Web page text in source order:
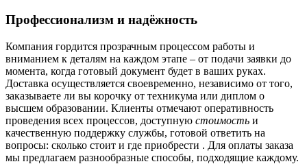
Профессионализм и надёжность
Компания гордится прозрачным процессом работы и
вниманием к деталям на каждом этапе – от подачи заявки до
момента, когда готовый документ будет в ваших руках.
Доставка осуществляется своевременно, независимо от того,
заказываете ли вы корочку от техникума или диплом о
высшем образовании. Клиенты отмечают оперативность
проведения всех процессов, доступную стоимость и
качественную поддержку службы, готовой ответить на
вопросы: сколько стоит и где приобрести . Для оплаты заказа
мы предлагаем разнообразные способы, подходящие каждому.